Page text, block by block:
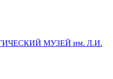
МУЗЕЙ им. Л.И.